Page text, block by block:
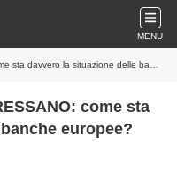
MENU
la situazione delle banche europee?
come sta
europee?